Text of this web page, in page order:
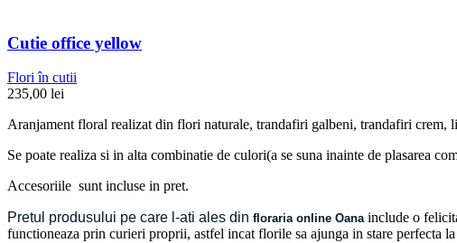
Cutie office yellow
Flori în cutii
235,00 lei
Aranjament floral realizat din flori naturale, trandafiri galbeni, trandafiri crem,
Se poate realiza si in alta combinatie de culori(a se suna inainte de plasarea
Accesoriile sunt incluse in pret.
Pretul produsului pe care l-ati ales din floraria online Oanainclude o
functioneaza prin curieri proprii, astfel incat florile sa ajunga in stare perfecta